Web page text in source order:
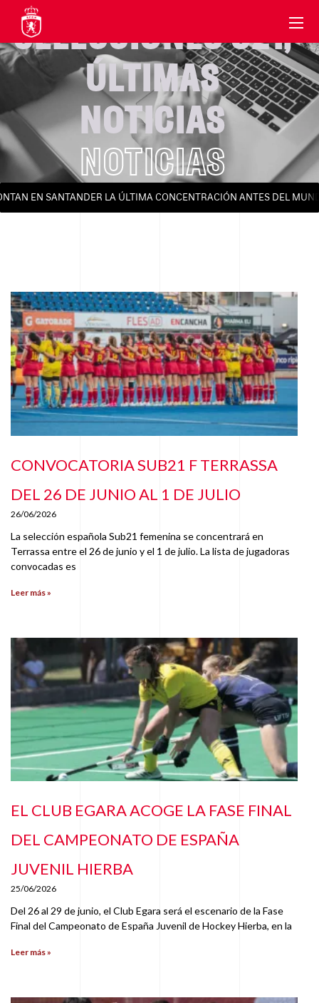
SELECCIONES S21,
ÚLTIMAS
NOTICIAS
NOTICIAS
EN SANTANDER LA ÚLTIMA CONCENTRACIÓN ANTES DEL
CONVOCATORIA SUB21 F TERRASSA
DEL 26 DE JUNIO AL 1 DE JULIO
26/06/2026
La selección española Sub21 femenina se concentrará en
Terrassa entre el 26 de junio y el 1 de julio. La lista de jugadoras
convocadas es
Leer más »
EL CLUB EGARA ACOGE LA FASE FINAL
DEL CAMPEONATO DE ESPAÑA
JUVENIL HIERBA
25/06/2026
Del 26 al 29 de junio, el Club Egara será el escenario de la Fase
Final del Campeonato de España Juvenil de Hockey Hierba, en la
Leer más »